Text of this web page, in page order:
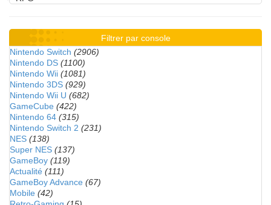
Filtrer par console
Nintendo Switch (2906)
Nintendo DS (1100)
Nintendo Wii (1081)
Nintendo 3DS (929)
Nintendo Wii U (682)
GameCube (422)
Nintendo 64 (315)
Nintendo Switch 2 (231)
NES (138)
Super NES (137)
GameBoy (119)
Actualité (111)
GameBoy Advance (67)
Mobile (42)